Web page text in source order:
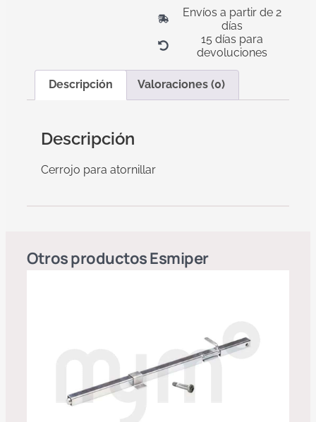
Envíos a partir de 2
días
15 días para
devoluciones
Descripción Valoraciones (0)
Descripción
Cerrojo para atornillar
Otros productosEsmiper